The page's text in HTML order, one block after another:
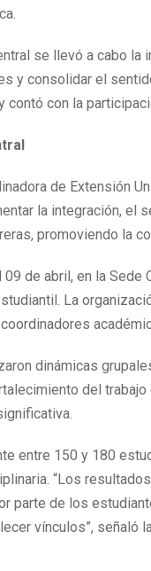
se llevó a cabo la
y consolidar el
contó con la
de Extensión
la integración, el
promoviendo la
de abril, en la
La
dinámicas
del trabajo
entre 150 y 180
“Los
parte de los
vínculos”, señaló